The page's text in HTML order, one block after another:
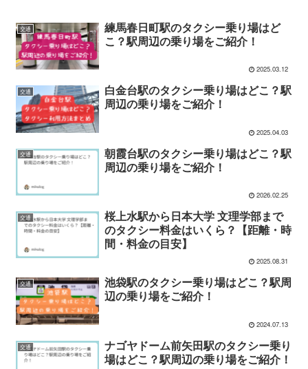
交通
練馬春日町駅のタクシー乗り場はど
こ？駅周辺の乗り場をご紹介！
2025.03.12
交通
白金台駅のタクシー乗り場はどこ？駅
周辺の乗り場をご紹介！
2025.04.03
交通
朝霞台駅のタクシー乗り場はどこ？駅
周辺の乗り場をご紹介！
2026.02.25
交通
桜上水駅から日本大学 文理学部まで
のタクシー料金はいくら？【距離・時
間・料金の目安】
2025.08.31
交通
池袋駅のタクシー乗り場はどこ？駅周
辺の乗り場をご紹介！
2024.07.13
交通
ナゴヤドーム前矢田駅のタクシー乗り
場はどこ？駅周辺の乗り場をご紹介！